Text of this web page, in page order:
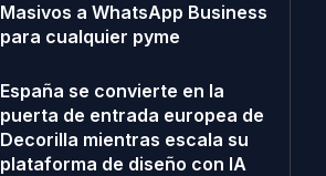
Masivos a WhatsApp Business
para cualquier pyme
España se convierte en la
puerta de entrada europea de
Decorilla mientras escala su
plataforma de diseño con IA